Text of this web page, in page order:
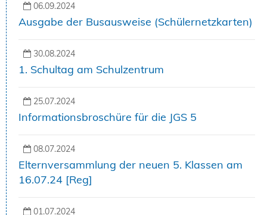
06.09.2024
Ausgabe der Busausweise (Schülernetzkarten)
30.08.2024
1. Schultag am Schulzentrum
25.07.2024
Informationsbroschüre für die JGS 5
08.07.2024
Elternversammlung der neuen 5. Klassen am
16.07.24 [Reg]
01.07.2024